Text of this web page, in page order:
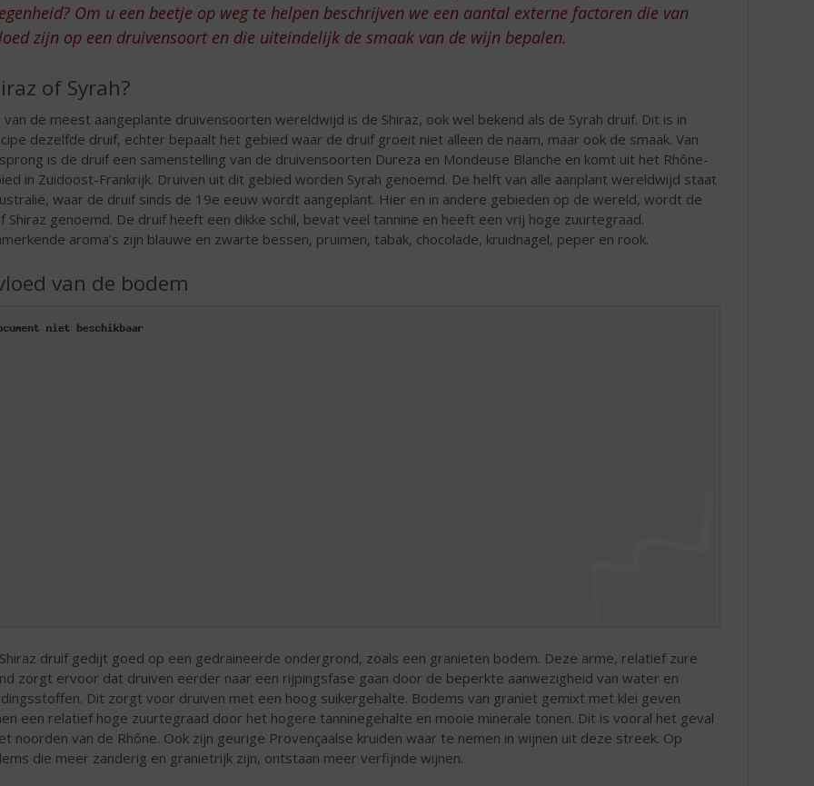
Om u een beetje op weg te helpen beschrijven we een aantal externe factoren die van
zijn op een druivensoort en die uiteindelijk de smaak van de wijn bepalen.
of Syrah?
van de meest aangeplante druivensoorten wereldwijd is de Shiraz, ook wel bekend als de Syrah druif. Dit is in
dezelfde druif, echter bepaalt het gebied waar de druif groeit niet alleen de naam, maar ook de smaak. Van
is de druif een samenstelling van de druivensoorten Dureza en Mondeuse Blanche en komt uit het Rhône-
in Zuidoost-Frankrijk. Druiven uit dit gebied worden Syrah genoemd. De helft van alle aanplant wereldwijd staat
waar de druif sinds de 19e eeuw wordt aangeplant. Hier en in andere gebieden op de wereld, wordt de
Shiraz genoemd. De druif heeft een dikke schil, bevat veel tannine en heeft een vrij hoge zuurtegraad.
aroma’s zijn blauwe en zwarte bessen, pruimen, tabak, chocolade, kruidnagel, peper en rook.
van de bodem
druif gedijt goed op een gedraineerde ondergrond, zoals een granieten bodem. Deze arme, relatief zure
zorgt ervoor dat druiven eerder naar een rijpingsfase gaan door de beperkte aanwezigheid van water en
Dit zorgt voor druiven met een hoog suikergehalte. Bodems van graniet gemixt met klei geven
een relatief hoge zuurtegraad door het hogere tanninegehalte en mooie minerale tonen. Dit is vooral het geval
noorden van de Rhône. Ook zijn geurige Provençaalse kruiden waar te nemen in wijnen uit deze streek. Op
die meer zanderig en granietrijk zijn, ontstaan meer verfijnde wijnen.